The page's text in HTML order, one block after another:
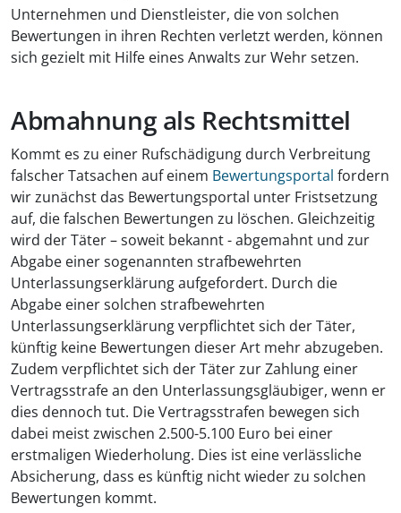
Unternehmen und Dienstleister, die von solchen
Bewertungen in ihren Rechten verletzt werden, können
sich gezielt mit Hilfe eines Anwalts zur Wehr setzen.
Abmahnung als Rechtsmittel
Kommt es zu einer Rufschädigung durch Verbreitung
falscher Tatsachen auf einem Bewertungsportal fordern
wir zunächst das Bewertungsportal unter Fristsetzung
auf, die falschen Bewertungen zu löschen. Gleichzeitig
wird der Täter – soweit bekannt - abgemahnt und zur
Abgabe einer sogenannten strafbewehrten
Unterlassungserklärung aufgefordert. Durch die
Abgabe einer solchen strafbewehrten
Unterlassungserklärung verpflichtet sich der Täter,
künftig keine Bewertungen dieser Art mehr abzugeben.
Zudem verpflichtet sich der Täter zur Zahlung einer
Vertragsstrafe an den Unterlassungsgläubiger, wenn er
dies dennoch tut. Die Vertragsstrafen bewegen sich
dabei meist zwischen 2.500-5.100 Euro bei einer
erstmaligen Wiederholung. Dies ist eine verlässliche
Absicherung, dass es künftig nicht wieder zu solchen
Bewertungen kommt.